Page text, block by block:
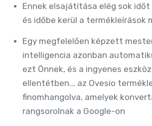
Ennek elsajátítása elég sok időt
és időbe kerül a termékleírások
Egy megfelelően képzett
intelligencia azonban
ezt Önnek, és a ingyenes
ellentétben... az Ovesio
finomhangolva, amelyek
rangsorolnak a Google-on